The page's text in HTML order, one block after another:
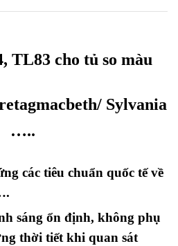
TL83 cho tủ so màu
Sylvania
…..
các tiêu chuẩn quốc tế về
sáng ổn định, không phụ
thời tiết khi quan sát